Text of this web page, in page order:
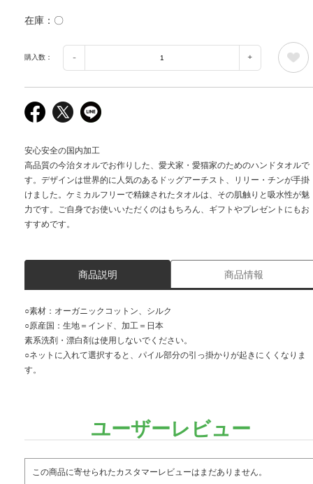
在庫 〇
購入数：
安心安全の国内加工
高品質の今治タオルでお作りした、愛犬家・愛猫家のためのハンドタオルで
す。デザインは世界的に人気のあるドッグアーチスト、リリー・チンが手掛
けました。ケミカルフリーで精錬されたタオルは、その肌触りと吸水性が魅
力です。ご自身でお使いいただくのはもちろん、ギフトやプレゼントにもお
すすめです。
商品説明 商品情報
○素材：オーガニックコットン、シルク
○原産国：生地＝インド、加工＝日本
素系洗剤・漂白剤は使用しないでください。
○ネットに入れて選択すると、パイル部分の引っ掛かりが起きにくくなりま
す。
ユーザーレビュー
この商品に寄せられたカスタマーレビューはまだありません。